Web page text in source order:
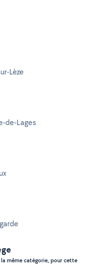
Lèze
de-Lages
même catégorie, pour cette